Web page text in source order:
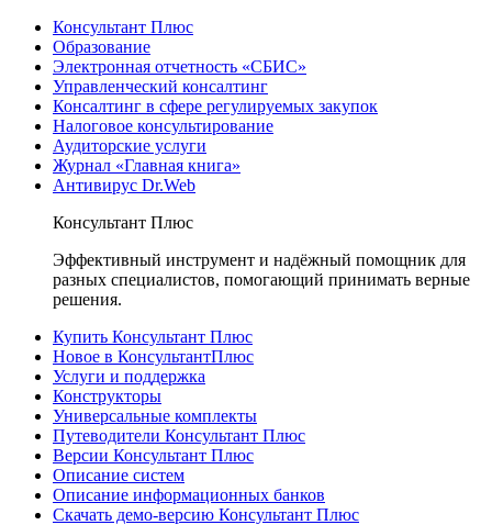
Консультант Плюс
Образование
Электронная отчетность «СБИС»
Управленческий консалтинг
Консалтинг в сфере регулируемых закупок
Налоговое консультирование
Аудиторские услуги
Журнал «Главная книга»
Антивирус Dr.Web
Консультант Плюс
Эффективный инструмент и надёжный помощник для
разных специалистов, помогающий принимать верные
решения.
Купить Консультант Плюс
Новое в КонсультантПлюс
Услуги и поддержка
Конструкторы
Универсальные комплекты
Путеводители Консультант Плюс
Версии Консультант Плюс
Описание систем
Описание информационных банков
Скачать демо-версию Консультант Плюс